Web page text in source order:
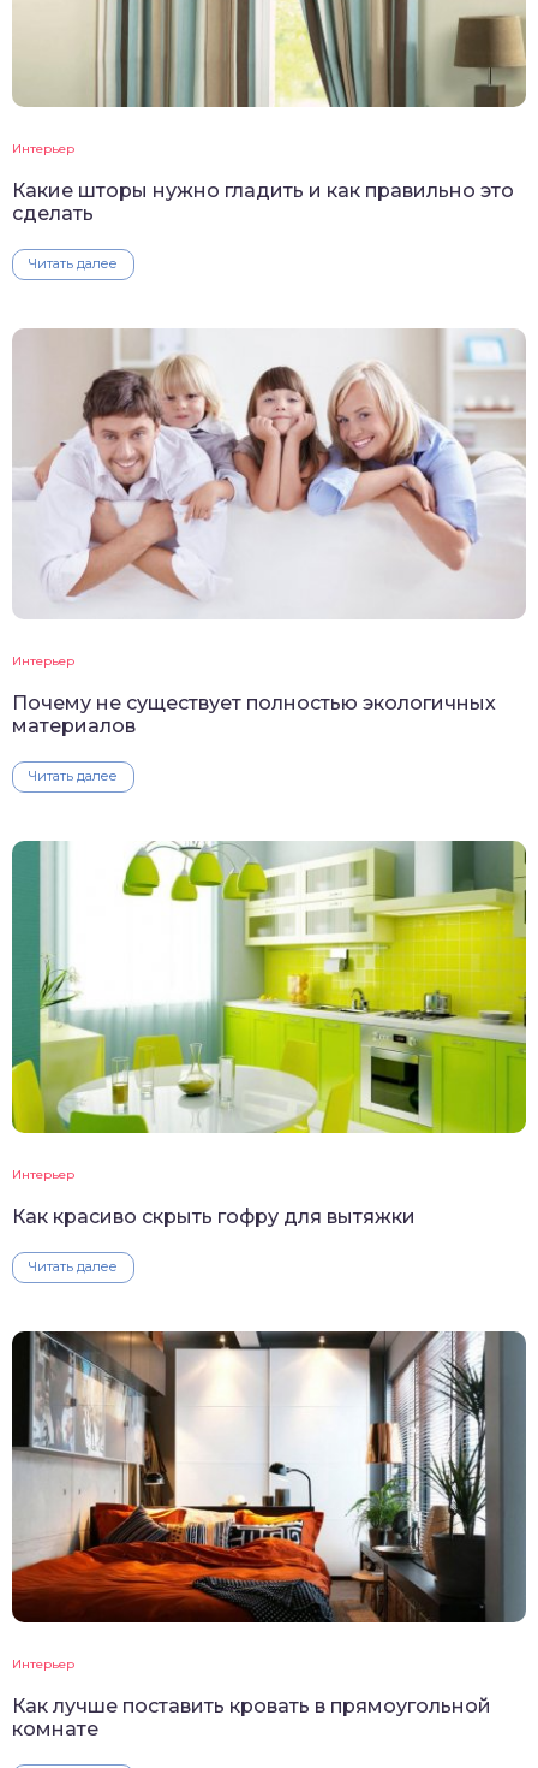
Интерьер
Какие шторы нужно гладить и как правильно это
сделать
Читать далее
Интерьер
Почему не существует полностью экологичных
материалов
Читать далее
Интерьер
Как красиво скрыть гофру для вытяжки
Читать далее
Интерьер
Как лучше поставить кровать в прямоугольной
комнате